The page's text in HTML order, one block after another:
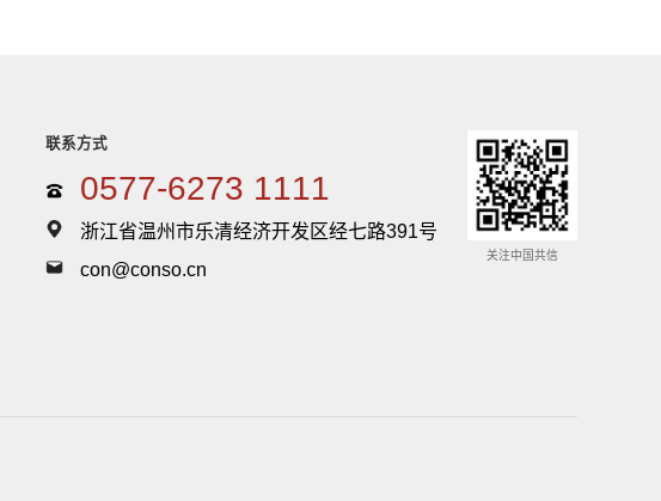
联系方式
0577-6273 1111
浙江省温州市乐清经济开发区经七路391号
con@conso.cn
关注中国共信